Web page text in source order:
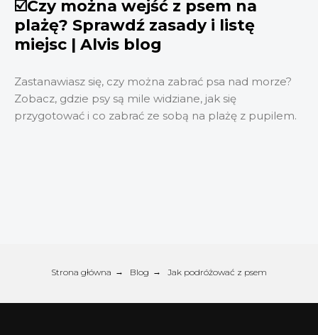
☑️Czy można wejść z psem na
plażę? Sprawdź zasady i listę
miejsc | Alvis blog
Zastanawiasz się, czy można zabrać psa nad morze?
Zobacz, gdzie psy są mile widziane, jak się
przygotować i co zabrać ze sobą na plażę z pupilem.
Strona główna → Blog → Jak podróżować z psem